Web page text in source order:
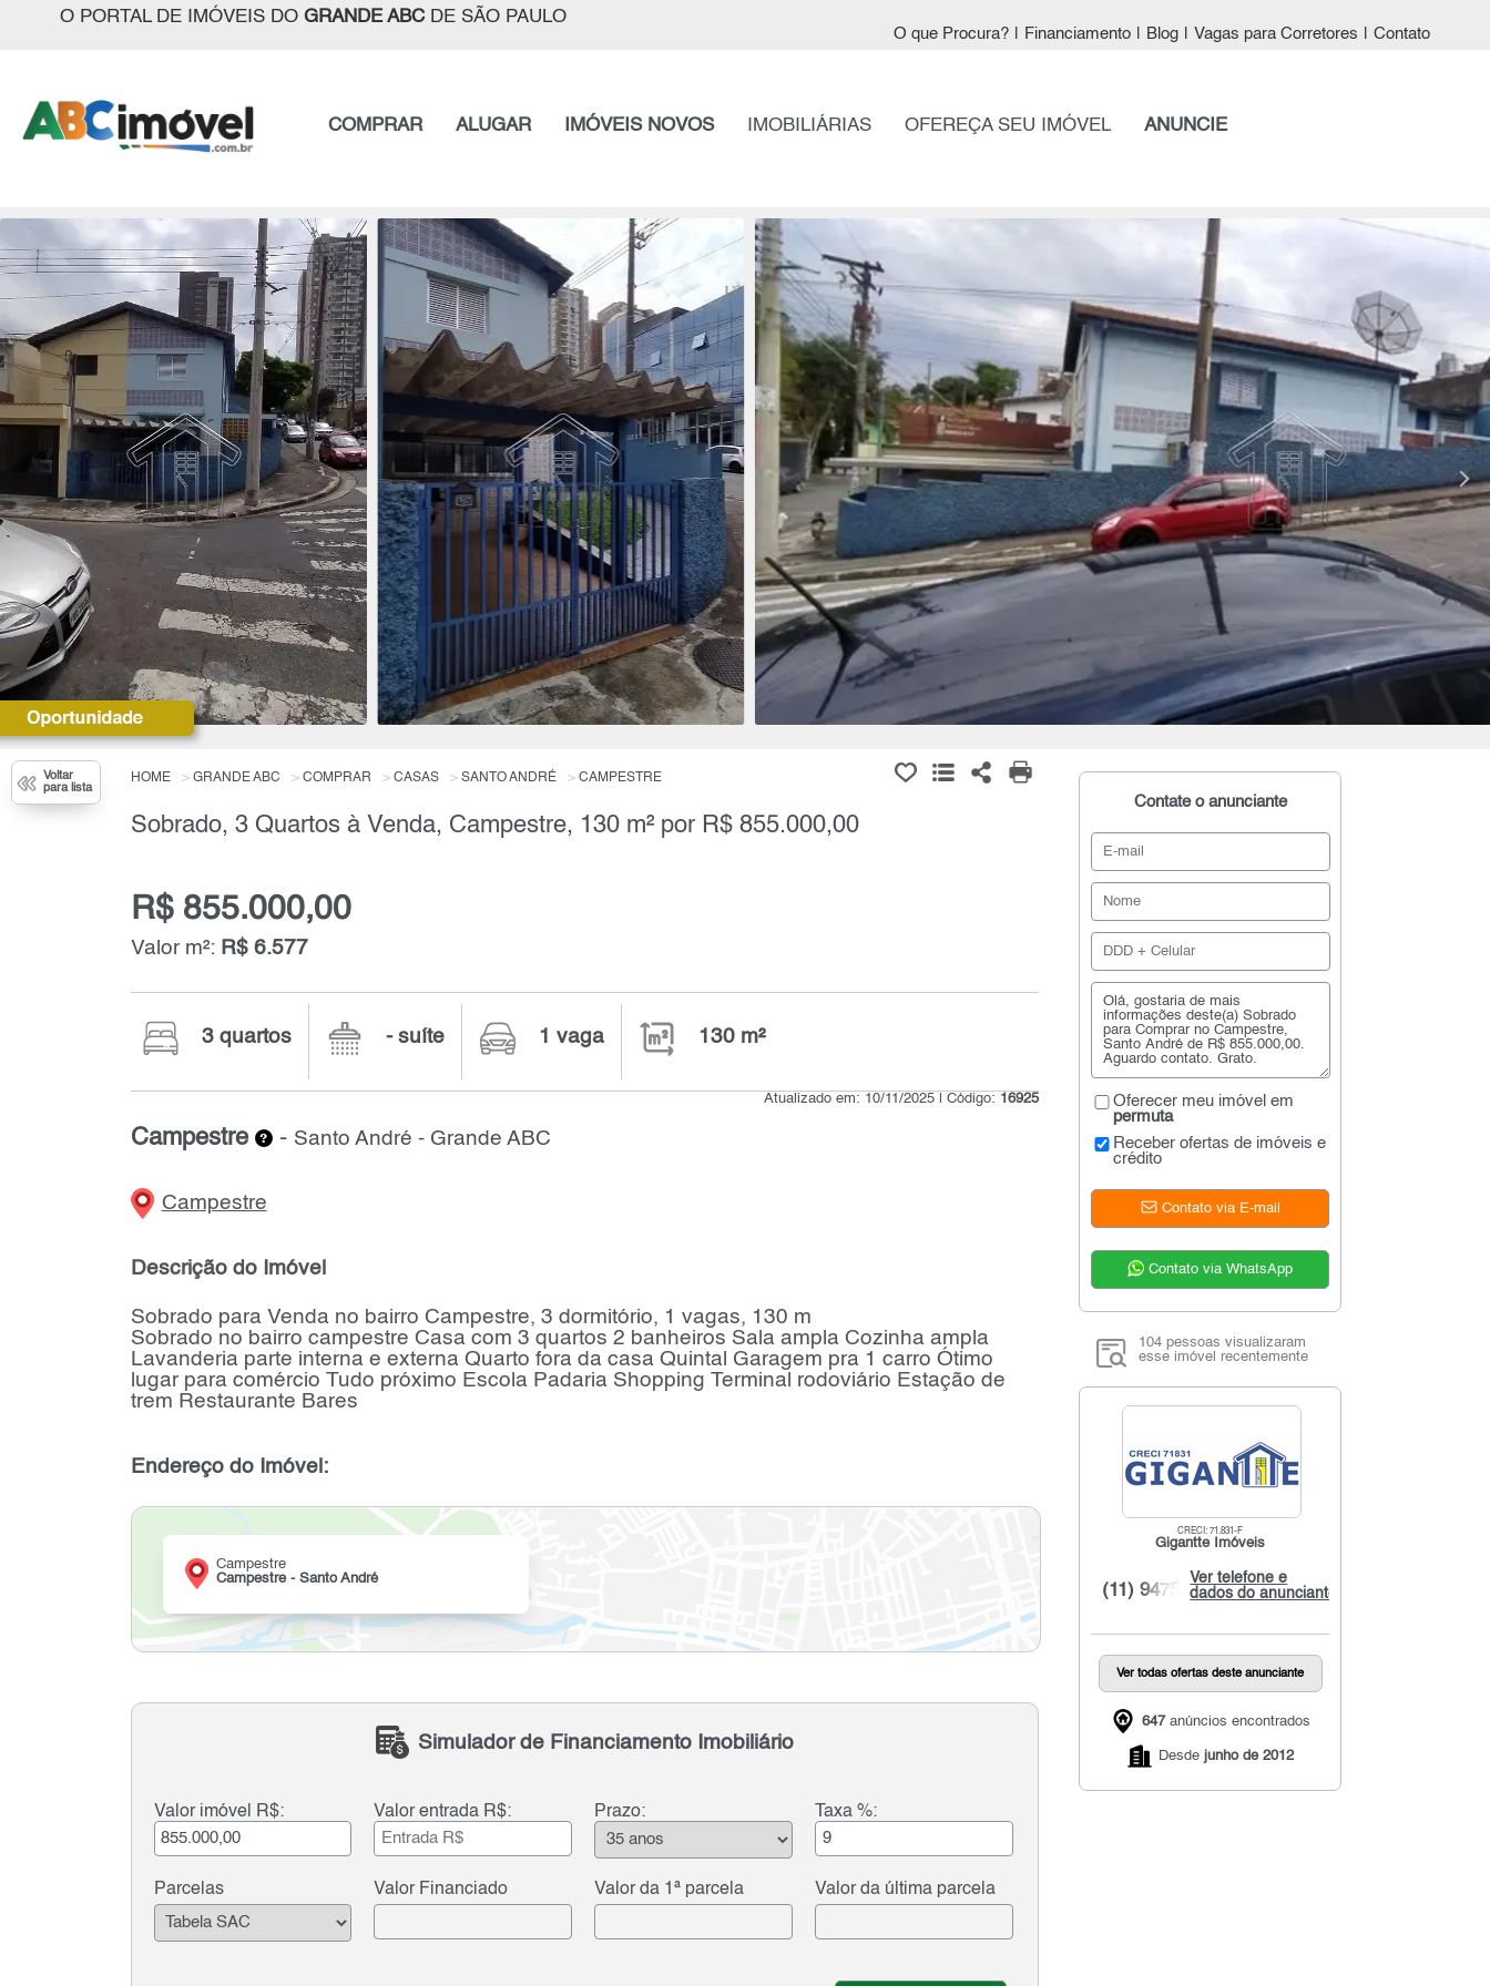
O PORTAL DE IMÓVEIS DO GRANDE ABCDE SÃO PAULO
O que Procura? Financiamento Blog Vagas para Corretores Contato
COMPRAR ALUGAR IMÓVEIS NOVOS IMOBILIÁRIAS OFEREÇA SEU IMÓVEL ANUNCIE
Voltar
para lista
HOME GRANDE ABC COMPRAR CASAS SANTO ANDRÉ CAMPESTRE
Sobrado, 3 Quartos à Venda, Campestre, 130 m² por R$ 855.000,00
R$ 855.000,00
Valor m²: R$ 6.577
3 quartos - suíte 1 vaga 130 m²
Atualizado em: 10/11/2025 | Código: 16925
Campestre - Santo André - Grande ABC
Campestre
Descrição do Imóvel
Sobrado para Venda no bairro Campestre, 3 dormitório, 1 vagas, 130 m
Sobrado no bairro campestre Casa com 3 quartos 2 banheiros Sala ampla Cozinha ampla
Lavanderia parte interna e externa Quarto fora da casa Quintal Garagem pra 1 carro Ótimo
lugar para comércio Tudo próximo Escola Padaria Shopping Terminal rodoviário Estação de
trem Restaurante Bares
Endereço do Imóvel:
Campestre
Campestre - Santo André
Simulador de Financiamento Imobiliário
Valor imóvel R$: Valor entrada R$: Prazo: Taxa %:
Parcelas Valor Financiado Valor da 1ª parcela Valor da última parcela
Contate o anunciante
Oferecer meu imóvel em
permuta
Receber ofertas de imóveis e
crédito
Contato via E-mail
Contato via WhatsApp
104 pessoas visualizaram
esse imóvel recentemente
CRECI: 71.831-F
Gigantte Imóveis
Ver telefone e
dados do anunciante
(11) 9475...
Ver todas ofertas deste anunciante
647anúncios encontrados
Desde junho de 2012